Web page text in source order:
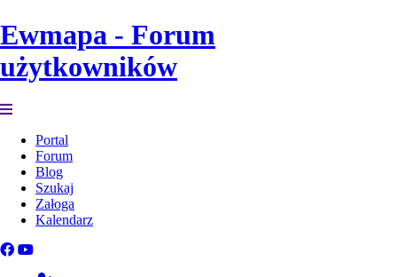
Ewmapa - Forum
użytkowników
Portal
Forum
Blog
Szukaj
Załoga
Kalendarz